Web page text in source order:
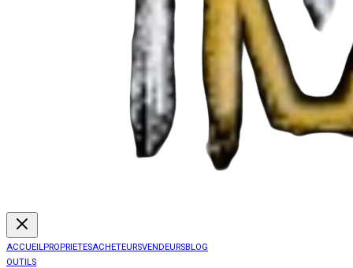
ACCUEILPROPRIETESACHETEURSVENDEURSBLOG
OUTILS